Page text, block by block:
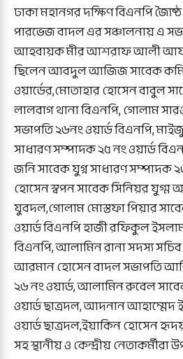
ঢাকা মহানগর দক্ষিণ বিএনপি
পারভেজ বাদল এর সঞ্চালনায় এ
আহবায়ক মীর আশরাফ আলী
ছিলেন আবদুল আজিজ সাবেক
ওয়ার্ডের,মোতাহার হোসেন বাবুল
লালবাগ থানা বিএনপি, গোলাম
সভাপতি ২৬নং ওয়ার্ড বিএনপি,
সাধারণ সম্পাদক ২৫ নং ওয়ার্ড
জনি সাবেক যুগ্ন সাধারণ সম্পাদক
হোসেন স্বপন সাবেক সিনিয়র
যুবদল,গোলাম মোস্তফা পিয়ার
ওয়ার্ড বিএনপি হাজী রফিকুল
বিএনপি, আলামিন রানা সদস্য
আরমান হোসেন বাদল সভাপতি
২৬ নং ওয়ার্ড, আলামিন রুবেল
ওয়ার্ড ছাত্রদল, আদনান আহাম্মেদ
ওয়ার্ড ছাত্রদল,ইয়াকিন হোসেন
সহ স্থানীয় ও কেন্দ্রীয় নেতাকর্মীরা